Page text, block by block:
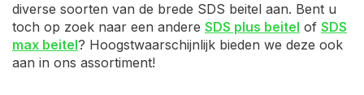
diverse soorten van de brede SDS beitel aan. Bent u
toch op zoek naar een andere SDS plus beitel of SDS
max beitel? Hoogstwaarschijnlijk bieden we deze ook
aan in ons assortiment!